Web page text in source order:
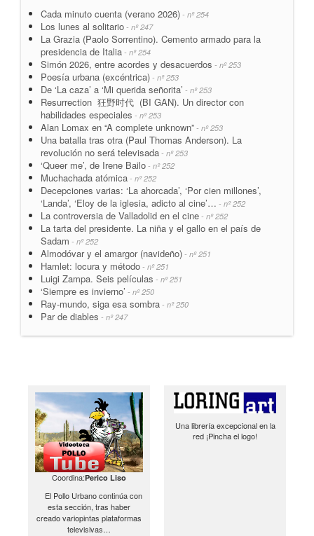
Cada minuto cuenta (verano 2026) - nº 254
Los lunes al solitario - nº 247
La Grazia (Paolo Sorrentino). Cemento armado para la
presidencia de Italia - nº 254
Simón 2026, entre acordes y desacuerdos - nº 253
Poesía urbana (excéntrica) - nº 253
De ‘La caza’ a ‘Mi querida señorita’ - nº 253
Resurrection 狂野时代 (BI GAN). Un director con
habilidades especiales - nº 253
Alan Lomax en “A complete unknown” - nº 253
Una batalla tras otra (Paul Thomas Anderson). La
revolución no será televisada - nº 253
‘Queer me’, de Irene Bailo - nº 252
Muchachada atómica - nº 252
Decepciones varias: ‘La ahorcada’, ‘Por cien millones’,
‘Landa’, ‘Eloy de la iglesia, adicto al cine’… - nº 252
La controversia de Valladolid en el cine - nº 252
La tarta del presidente. La niña y el gallo en el país de
Sadam - nº 252
Almodóvar y el amargor (navideño) - nº 251
Hamlet: locura y método - nº 251
Luigi Zampa. Seis películas - nº 251
‘Siempre es invierno’ - nº 250
Ray-mundo, siga esa sombra - nº 250
Par de diables - nº 247
Coordina:Perico Liso
El Pollo Urbano continúa con
esta sección, tras haber
creado variopintas plataformas
televisivas…
Una librería excepcional en la
red ¡Pincha el logo!